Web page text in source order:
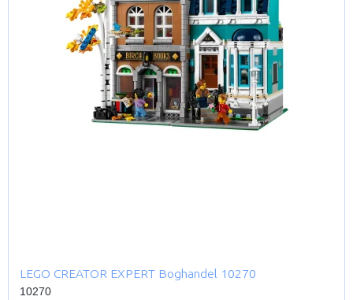
LEGO CREATOR EXPERT Boghandel 10270
10270